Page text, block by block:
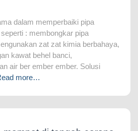
dalam memperbaiki pipa
: membongkar pipa
zat zat kimia berbahaya,
kawat behel banci,
air ber ember ember. Solusi
more…